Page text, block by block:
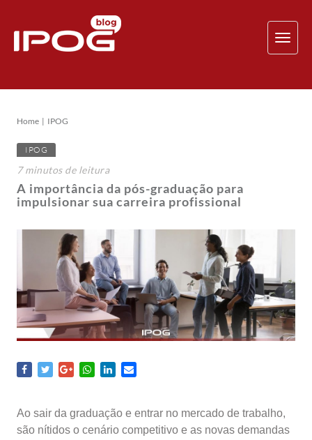
Home IPOG
IPOG
7 minutosde leitura
A importância da pós-graduação para
impulsionar sua carreira profissional
Ao sair da graduação e entrar no mercado de trabalho,
são nítidos o cenário competitivo e as novas demandas